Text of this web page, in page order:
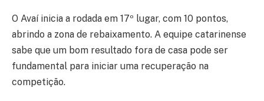
O Avaí inicia a rodada em 17º lugar, com 10 pontos,
abrindo a zona de rebaixamento. A equipe catarinense
sabe que um bom resultado fora de casa pode ser
fundamental para iniciar uma recuperação na
competição.